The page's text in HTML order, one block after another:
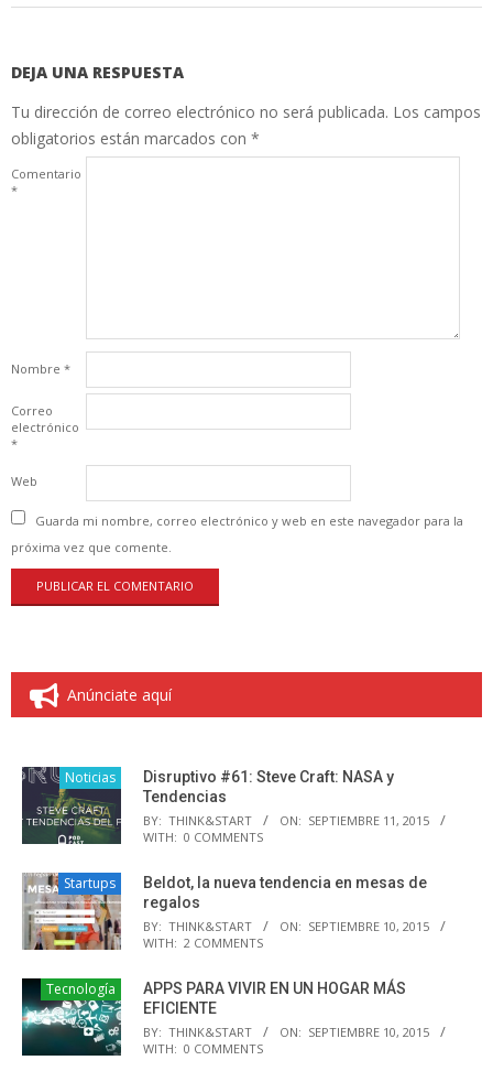
DEJA UNA RESPUESTA
Tu dirección de correo electrónico no será publicada. Los campos
obligatorios están marcados con *
Comentario
*
Nombre *
Correo
electrónico
*
Web
Guarda mi nombre, correo electrónico y web en este navegador para la
próxima vez que comente.
Anúnciate aquí
Noticias
Disruptivo #61: Steve Craft: NASA y
Tendencias
BY: THINK&START ON: SEPTIEMBRE 11, 2015
WITH: 0 COMMENTS
Startups
Beldot, la nueva tendencia en mesas de
regalos
BY: THINK&START ON: SEPTIEMBRE 10, 2015
WITH: 2 COMMENTS
Tecnología
APPS PARA VIVIR EN UN HOGAR MÁS
EFICIENTE
BY: THINK&START ON: SEPTIEMBRE 10, 2015
WITH: 0 COMMENTS